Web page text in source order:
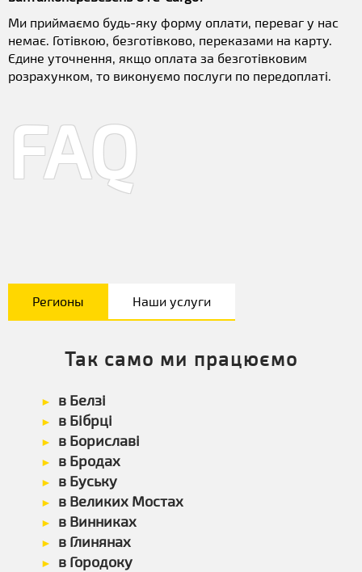
Ми приймаємо будь-яку форму оплати, переваг у нас
немає. Готівкою, безготівково, переказами на карту.
Єдине уточнення, якщо оплата за безготівковим
розрахунком, то виконуємо послуги по передоплаті.
FAQ
Регионы Наши услуги
Так само ми працюємо
в Белзі
в Бібрці
в Бориславі
в Бродах
в Буську
в Великих Мостах
в Винниках
в Глинянах
в Городоку